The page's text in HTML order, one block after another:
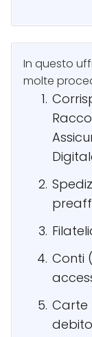
In questo
molte
Conti
Carte